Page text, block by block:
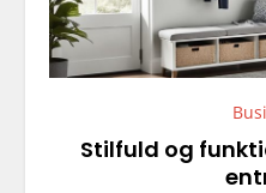
Stilfuld og